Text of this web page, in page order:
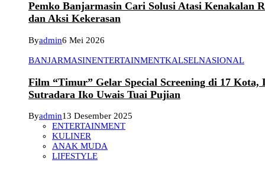
Pemko Banjarmasin Cari Solusi Atasi Kenakalan
dan Aksi Kekerasan
Byadmin6 Mei 2026
BANJARMASINENTERTAINMENTKALSELNASIONAL
Film “Timur” Gelar Special Screening di 17 Kota,
Sutradara Iko Uwais Tuai Pujian
Byadmin13 Desember 2025
ENTERTAINMENT
KULINER
ANAK MUDA
LIFESTYLE